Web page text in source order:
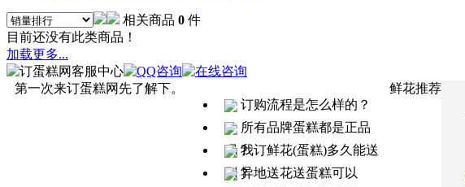
相关商品 0 件
目前还没有此类商品！
加载更多...
第一次来订蛋糕网先了解下。
订购流程是怎么样的？
所有品牌蛋糕都是正品
吗？我订鲜花(蛋糕)多久能送
到？异地送花送蛋糕可以
鲜花推荐